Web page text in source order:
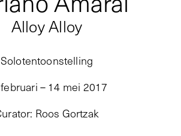
Alloy Alloy
Solotentoonstelling
– 14 mei 2017
: Roos Gortzak